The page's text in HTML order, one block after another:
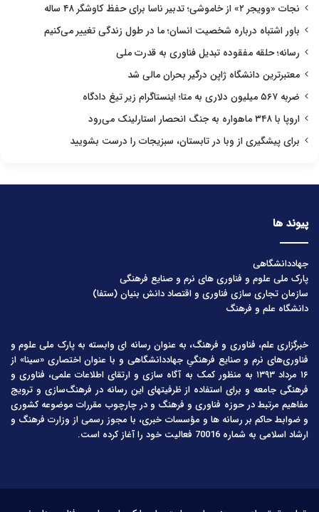
نجات «وویجر ۲» از خاموشی؛ تدبیر ناسا برای حفظ کاوشگر ۴۸ ساله
باور اشتباه درباره شخصیت انسان؛ ما در طول زندگی تغییر می‌کنیم
رسانه؛ حلقه مفقوده تبدیل فناوری به قدرت ملی
معتبرترین دانشگاه ژاپن درگیر بحران مالی شد
ضربه ۵۶۷ میلیون دلاری به متا؛ اینستاگرام زیر تیغ دادگاه
اروپا با ۳۴۸ ماهواره به جنگ انحصار استارلینک می‌رود
برای پیشگیری از وبا در تابستان، سبزیجات را درست بشویید
پیوند ها
جهاددانشگاهی
پارک ملی علوم و فناوری های نرم و صنایع فرهنگی
سازمان تجاری سازی فناوری و اقتصاد دانش بنیان (ستفا)
دانشگاه علم و فرهنگ
خبرگزاری علم، فناوری و فرهنگ، به عنوان رسانه ای وابسته به پارک ملی علوم و
فناوری‌های نرم و صنایع فرهنگیِ جهاددانشگاهی و با عنوان اختصاری «سینا» از
۱۶ مرداد ۱۳۹۳ به منظور کمک به آگاه سازی و ارتقای اطلاعات علمی، فناوری و
فرهنگی جامعه و برای استفاده از ظرفیتهای این رسانه در فرهنگ‌سازی و ترویج
مفاهیم مرتبط در حوزه فناوری و فرهنگ و در چارچوب مقررات موضوعه کشوری
و ضوابط حاکم بر رسانه ها و مؤسسات خبری، با مجوز رسمی از وزارت فرهنگ و
ارشاد اسلامی به شماره 70016 فعالیت خود را آغاز کرده است.